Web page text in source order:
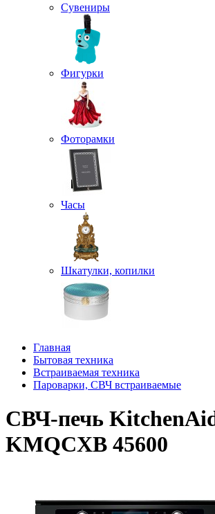
Сувениры
Фигурки
Фоторамки
Часы
Шкатулки, копилки
Главная
Бытовая техника
Встраиваемая техника
Пароварки, СВЧ встраиваемые
СВЧ-печь
KMQCXB 45600